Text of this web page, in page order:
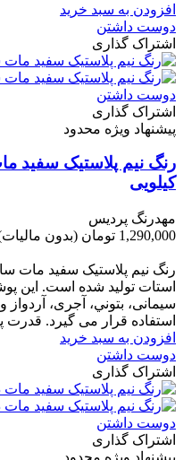
افزودن به سبد خرید
دوست داشتن
اشتراک گذاری
دوست داشتن
اشتراک گذاری
پیشنهاد ویژه محدود
کیلویی
مهدرنگ پردیس
1,290,000 تومان
(بدون
رنگ نیم پلاستیک سفید مات
استات تولید شده است. این
سیمانی، بتوني، آجری،
استفاده قرار می گیرد. قدرت
افزودن به سبد خرید
دوست داشتن
اشتراک گذاری
دوست داشتن
اشتراک گذاری
پیشنهاد ویژه محدود